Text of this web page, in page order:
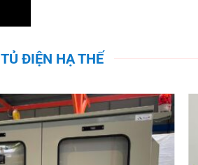
TỦ ĐIỆN HẠ THẾ